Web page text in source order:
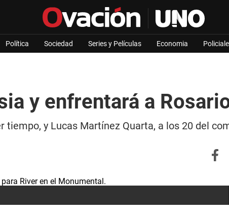
Política Sociedad Series y Películas Economia
y enfrentará a
tiempo, y Lucas Martínez Quarta, a los 20 del